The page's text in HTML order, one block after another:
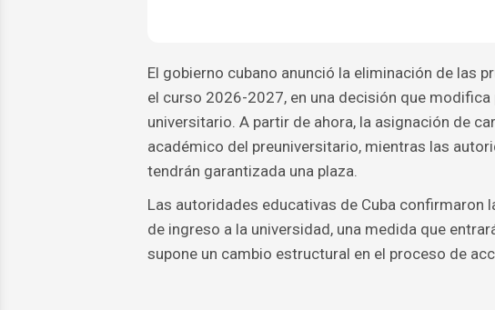
El gobierno cubano anunció la eliminación de las
el curso 2026-2027, en una decisión que
universitario. A partir de ahora, la asignación de
académico del preuniversitario, mientras las
tendrán garantizada una plaza.
Las autoridades educativas de Cuba confirmaron
de ingreso a la universidad, una medida que
supone un cambio estructural en el proceso de